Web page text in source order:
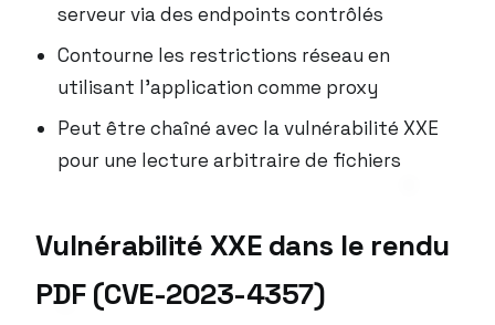
serveur via des endpoints contrôlés
Contourne les restrictions réseau en
utilisant l’application comme proxy
Peut être chaîné avec la vulnérabilité XXE
pour une lecture arbitraire de fichiers
Vulnérabilité XXE dans le rendu
PDF (CVE-2023-4357)